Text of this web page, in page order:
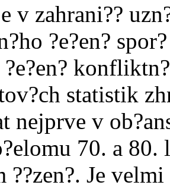
v zahrani??
?e?en?
?e?en?
statistik
nejprve v
70. a 80.
??zen?. Je